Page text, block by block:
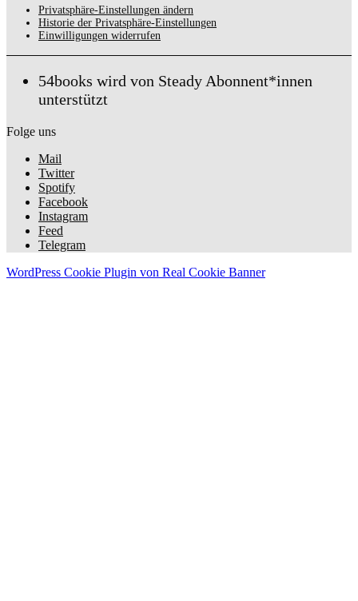
Privatsphäre-Einstellungen ändern
Historie der Privatsphäre-Einstellungen
Einwilligungen widerrufen
54books wird von Steady Abonnent*innen
unterstützt
Folge uns
Mail
Twitter
Spotify
Facebook
Instagram
Feed
Telegram
WordPress Cookie Plugin von Real Cookie Banner